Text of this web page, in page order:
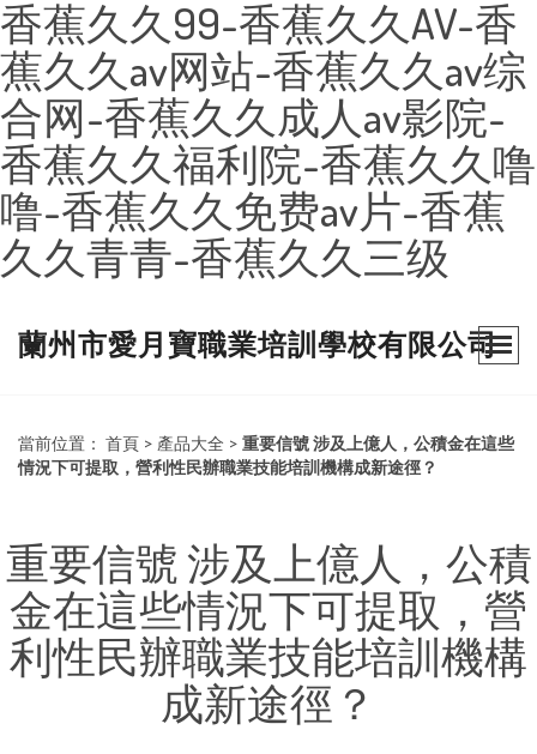
香蕉久久99-香蕉久久AV-香
蕉久久av网站-香蕉久久av综
合网-香蕉久久成人av影院-
香蕉久久福利院-香蕉久久噜
噜-香蕉久久免费av片-香蕉
久久青青-香蕉久久三级
蘭州市愛月寶職業培訓學校有限公司
當前位置： 首頁 > 產品大全 > 重要信號 涉及上億人，公積金在這些
情況下可提取，營利性民辦職業技能培訓機構成新途徑？
重要信號 涉及上億人，公積
金在這些情況下可提取，營
利性民辦職業技能培訓機構
成新途徑？